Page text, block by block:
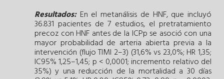
Resultados:En el metanálisis de HNF, que incluyó
36.831 pacientes de 7 estudios, el pretratamiento
precoz con HNF antes de la ICPp se asoció con una
mayor probabilidad de arteria abierta previa a la
intervención (flujo TIMI 2–3) (31,6% vs 23,0%; HR 1,35;
IC95% 1,25–1,45; p < 0,0001; incremento relativo del
35%) y una reducción de la mortalidad a 30 días